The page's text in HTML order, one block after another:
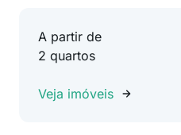
A partir de
2 quartos
Veja imóveis